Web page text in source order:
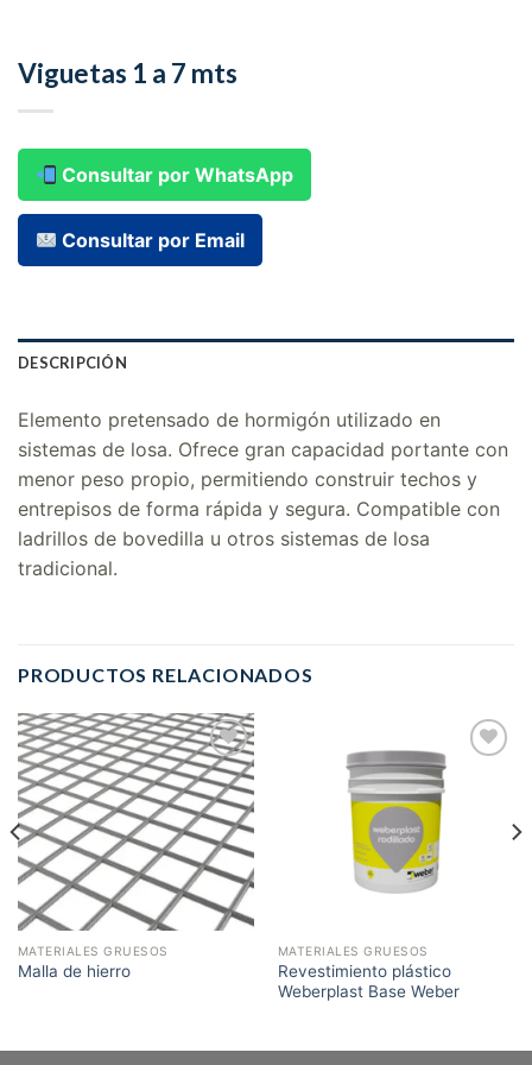
Viguetas 1 a 7 mts
Consultar por WhatsApp
Consultar por Email
DESCRIPCIÓN
Elemento pretensado de hormigón utilizado en
sistemas de losa. Ofrece gran capacidad portante con
menor peso propio, permitiendo construir techos y
entrepisos de forma rápida y segura. Compatible con
ladrillos de bovedilla u otros sistemas de losa
tradicional.
PRODUCTOS RELACIONADOS
Añadir
a la
lista de
deseos
MATERIALES GRUESOS
Malla de hierro
MATERIALES GRUESOS
Revestimiento plástico
Weberplast Base Weber